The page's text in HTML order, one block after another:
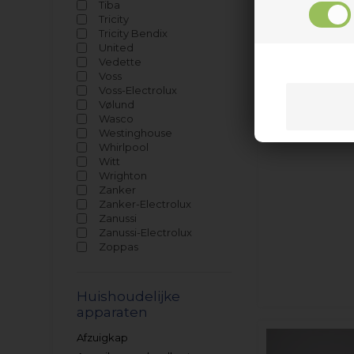
Tiba
Tricity
Tricity Bendix
United
Vedette
Voss
Voss-Electrolux
Vølund
Wasco
Westinghouse
Whirlpool
Witt
Wrighton
Zanker
Zanker-Electrolux
Zanussi
Zanussi-Electrolux
Zoppas
Huishoudelijke
apparaten
Afzuigkap